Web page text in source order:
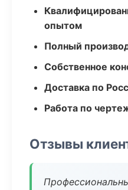
опытом
Полный
Собственное
Доставка по
Работа по
Отзывы